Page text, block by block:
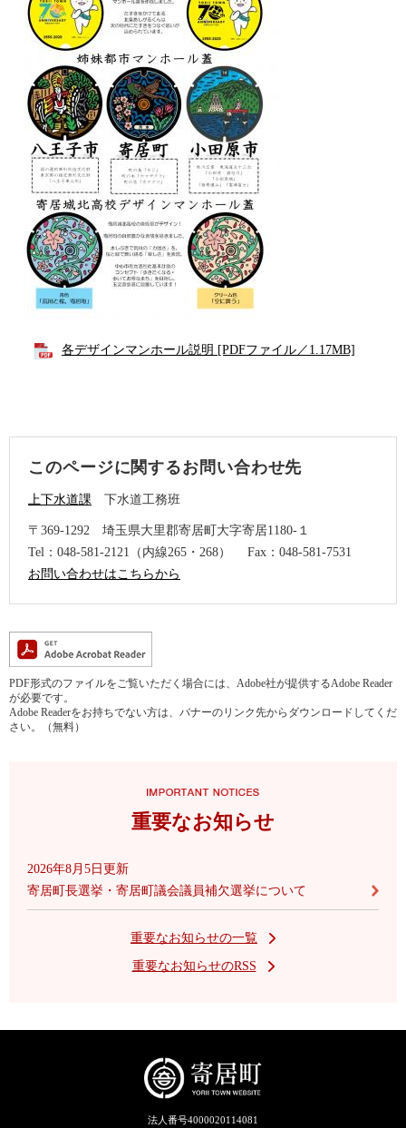
各デザインマンホール説明 [PDFファイル／1.17MB]
このページに関するお問い合わせ先
上下水道課 下水道工務班
〒369-1292
埼玉県大里郡寄居町大字寄居1180-１
Tel：048-581-2121（内線265・268）
Fax：048-581-7531
お問い合わせはこちらから
PDF形式のファイルをご覧いただく場合には、Adobe社が提供するAdobe Reader
が必要です。
Adobe Readerをお持ちでない方は、バナーのリンク先からダウンロードしてくだ
さい。（無料）
重要なお知らせ
2026年8月5日更新
寄居町長選挙・寄居町議会議員補欠選挙について
重要なお知らせの一覧
重要なお知らせのRSS
法人番号4000020114081